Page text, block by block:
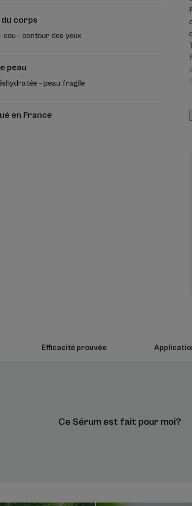
corps
cou - contour des yeux
peau
- peau fragile
en France
Efficacité prouvée
Ce Sérum est fait pour moi?